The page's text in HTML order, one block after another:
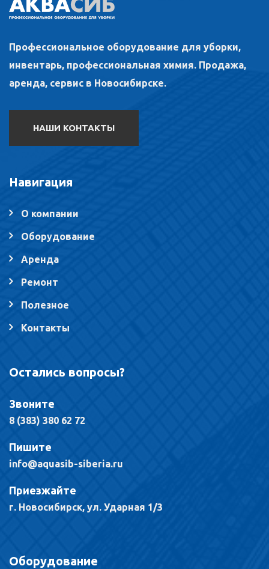
Профессиональное оборудование для уборки,
инвентарь, профессиональная химия. Продажа,
аренда, сервис в Новосибирске.
НАШИ КОНТАКТЫ
Навигация
О компании
Оборудование
Аренда
Ремонт
Полезное
Контакты
Остались вопросы?
Звоните
8 (383) 380 62 72
Пишите
info@aquasib-siberia.ru
Приезжайте
г. Новосибирск, ул. Ударная 1/3
Оборудование